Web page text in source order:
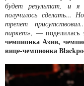
будет результат, и
получилось сделать...
трепет
паркет», — поделилась
чемпионка Азии,
вице-чемпионка